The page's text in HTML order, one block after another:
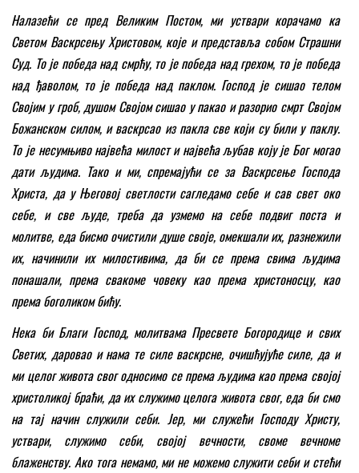
Налазећи се пред Великим Постом, ми уствари корачамо ка
Светом Васкрсењу Христовом, које и представља собом Страшни
Суд. То је победа над смрћу, то је победа над грехом, то је победа
над ђаволом, то је победа над паклом. Господ је сишао телом
Својим у гроб, душом Својом сишао у пакао и разорио смрт Својом
Божанском силом, и васкрсао из пакла све који су били у паклу.
То је несумњиво највећа милост и највећа љубав коју је Бог могао
дати људима. Тако и ми, спремајући се за Васкрсење Господа
Христа, да у Његовој светлости сагледамо себе и сав свет око
себе, и све људе, треба да узмемо на себе подвиг поста и
молитве, еда бисмо очистили душе своје, омекшали их, разнежили
их, начинили их милостивима, да би се према свима људима
понашали, према свакоме човеку као према христоносцу, као
према боголиком бићу.
Нека би Благи Господ, молитвама Пресвете Богородице и свих
Светих, даровао и нама те силе васкрсне, очишћујуће силе, да и
ми целог живота свог односимо се према људима као према својој
христоликој браћи, да их служимо целога живота свог, еда би смо
на тај начин служили себи. Јер, ми служећи Господу Христу,
уствари, служимо себи, својој вечности, своме вечноме
блаженству. Ако тога немамо, ми не можемо служити себи и стећи